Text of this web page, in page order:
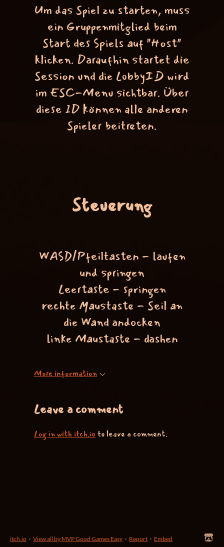
Um das Spiel zu starten, muss
ein Gruppenmitglied beim
Start des Spiels auf "Host"
klicken. Daraufhin startet die
Session und die LobbyID wird
im ESC-Menu sichtbar. Über
diese ID können alle anderen
Spieler beitreten.
Steuerung
WASD/Pfeiltasten - laufen
und springen
Leertaste - springen
rechte Maustaste - Seil an
die Wand andocken
linke Maustaste - dashen
More information
Leave a comment
Log in with itch.io to leave a comment.
itch.io · View all by MVP Good Games Easy · Report · Embed